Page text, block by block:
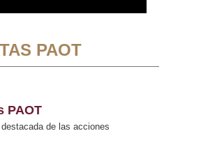
PAOT
PAOT
destacada de las acciones